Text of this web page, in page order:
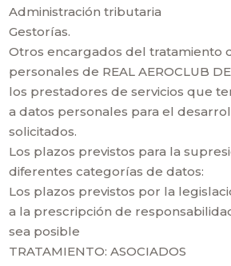
Administración tributaria
Gestorías.
Otros encargados del tratamiento
personales de REAL AEROCLUB
los prestadores de servicios que
a datos personales para el
solicitados.
Los plazos previstos para la
diferentes categorías de datos:
Los plazos previstos por la
a la prescripción de
sea posible
TRATAMIENTO: ASOCIADOS